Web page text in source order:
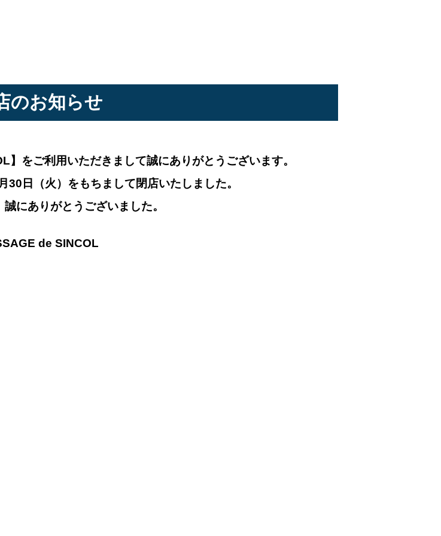
のお知らせ
】 をご利用いただきまして誠にありがとうございます。
30日（火） をもちまして閉店いたしました。
にありがとうございました。
de SINCOL